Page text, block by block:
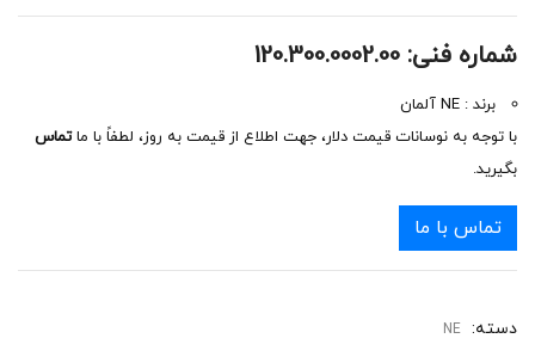
شماره فنی: 120.300.0002.00
برند : NE آلمان
با توجه به نوسانات قیمت دلار، جهت اطلاع از قیمت به روز، لطفاً با ماتماس
بگیرید.
تماس با ما
دسته: NE